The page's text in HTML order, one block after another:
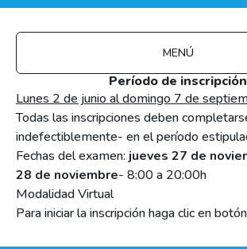
MENÚ
Período de inscripción
Lunes 2 de junio al domingo 7 de
Todas las inscripciones deben
indefectiblemente- en el período
Fechas del examen: jueves 27 de
28 de noviembre- 8:00 a 20:00h
Modalidad Virtual
Para iniciar la inscripción haga clic en botón